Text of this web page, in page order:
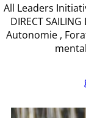
All Leaders
DIRECT
Autonomie ,